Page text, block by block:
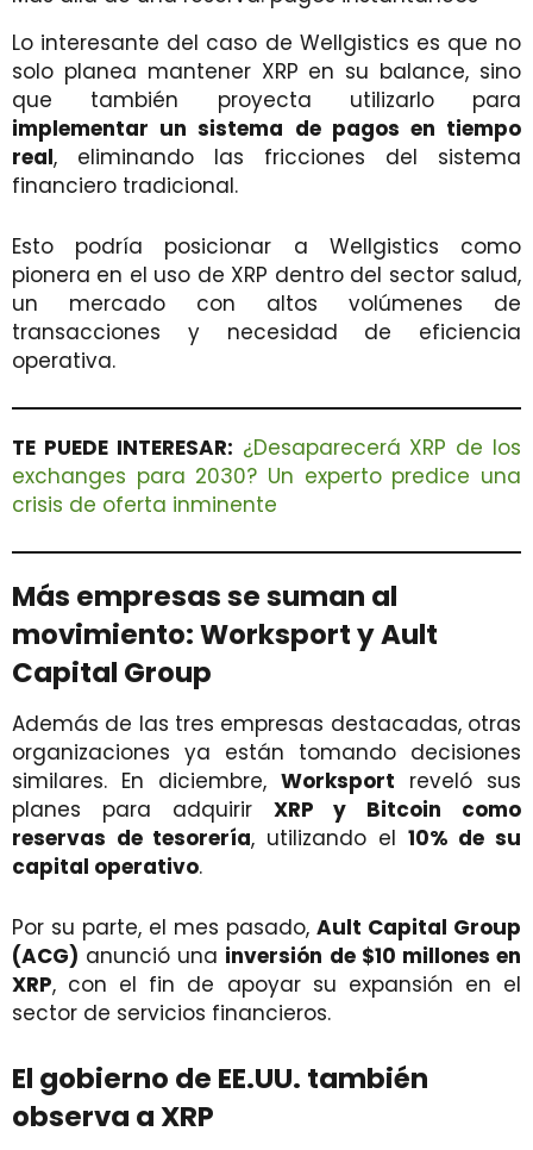
Lo interesante del caso de Wellgistics es que no
solo planea mantener XRP en su balance, sino
que también proyecta utilizarlo para
implementar un sistema de pagos en tiempo
real, eliminando las fricciones del sistema
financiero tradicional.
Esto podría posicionar a Wellgistics como
pionera en el uso de XRP dentro del sector salud,
un mercado con altos volúmenes de
transacciones y necesidad de eficiencia
operativa.
TE PUEDE INTERESAR: ¿Desaparecerá XRP de los
exchanges para 2030? Un experto predice una
crisis de oferta inminente
Más empresas se suman al
movimiento: Worksport y Ault
Capital Group
Además de las tres empresas destacadas, otras
organizaciones ya están tomando decisiones
similares. En diciembre, Worksport reveló sus
planes para adquirir XRP y Bitcoin como
reservas de tesorería, utilizando el 10% de su
capital operativo.
Por su parte, el mes pasado, Ault Capital Group
(ACG) anunció una inversión de $10 millones en
XRP, con el fin de apoyar su expansión en el
sector de servicios financieros.
El gobierno de EE.UU. también
observa a XRP